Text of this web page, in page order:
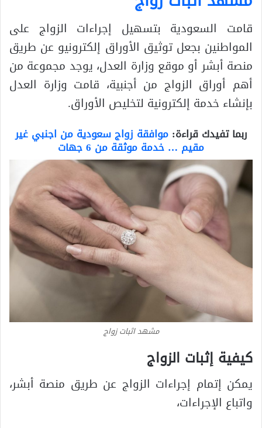
قامت السعودية بتسهيل إجراءات الزواج على
المواطنين بجعل توثيق الأوراق إلكترونيو عن طريق
منصة أبشر أو موقع وزارة العدل، يوجد مجموعة من
أهم أوراق الزواج من أجنبية، قامت وزارة العدل
بإنشاء خدمة إلكترونية لتخليص الأوراق.
ربما تفيدك قراءة:موافقة زواج سعودية من اجنبي غير
مقيم … خدمة موثقة من 6 جهات
مشهد اثبات زواج
كيفية إثبات الزواج
يمكن إتمام إجراءات الزواج عن طريق منصة أبشر،
واتباع الإجراءات،